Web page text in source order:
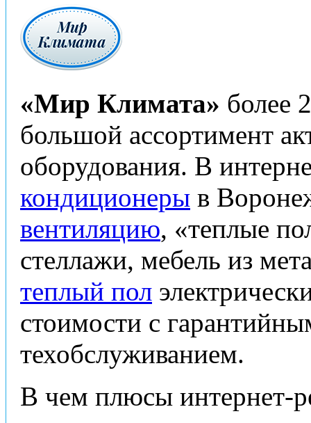
«Мир Климата» более
большой ассортимент
оборудования. В
кондиционеры в
вентиляцию, «теплые
стеллажи, мебель из
теплый пол
стоимости с
техобслуживанием.
В чем плюсы интернет-